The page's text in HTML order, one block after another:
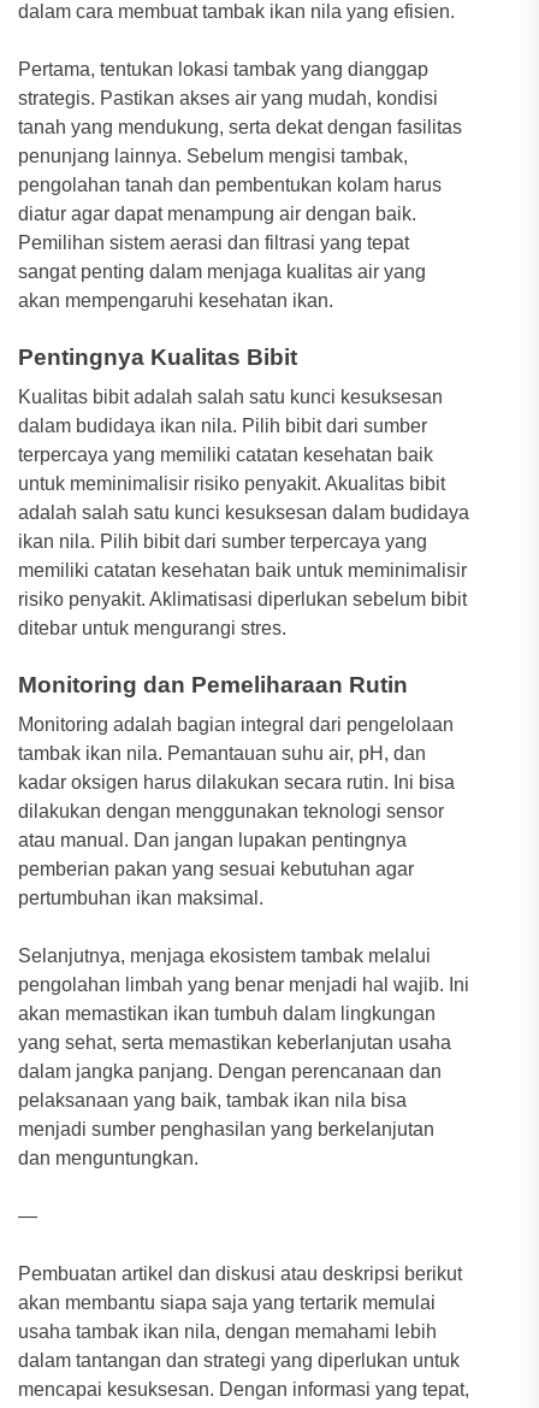
dalam cara membuat tambak ikan nila yang efisien.
Pertama, tentukan lokasi tambak yang dianggap
strategis. Pastikan akses air yang mudah, kondisi
tanah yang mendukung, serta dekat dengan fasilitas
penunjang lainnya. Sebelum mengisi tambak,
pengolahan tanah dan pembentukan kolam harus
diatur agar dapat menampung air dengan baik.
Pemilihan sistem aerasi dan filtrasi yang tepat
sangat penting dalam menjaga kualitas air yang
akan mempengaruhi kesehatan ikan.
Pentingnya Kualitas Bibit
Kualitas bibit adalah salah satu kunci kesuksesan
dalam budidaya ikan nila. Pilih bibit dari sumber
terpercaya yang memiliki catatan kesehatan baik
untuk meminimalisir risiko penyakit. Akualitas bibit
adalah salah satu kunci kesuksesan dalam budidaya
ikan nila. Pilih bibit dari sumber terpercaya yang
memiliki catatan kesehatan baik untuk meminimalisir
risiko penyakit. Aklimatisasi diperlukan sebelum bibit
ditebar untuk mengurangi stres.
Monitoring dan Pemeliharaan Rutin
Monitoring adalah bagian integral dari pengelolaan
tambak ikan nila. Pemantauan suhu air, pH, dan
kadar oksigen harus dilakukan secara rutin. Ini bisa
dilakukan dengan menggunakan teknologi sensor
atau manual. Dan jangan lupakan pentingnya
pemberian pakan yang sesuai kebutuhan agar
pertumbuhan ikan maksimal.
Selanjutnya, menjaga ekosistem tambak melalui
pengolahan limbah yang benar menjadi hal wajib. Ini
akan memastikan ikan tumbuh dalam lingkungan
yang sehat, serta memastikan keberlanjutan usaha
dalam jangka panjang. Dengan perencanaan dan
pelaksanaan yang baik, tambak ikan nila bisa
menjadi sumber penghasilan yang berkelanjutan
dan menguntungkan.
—
Pembuatan artikel dan diskusi atau deskripsi berikut
akan membantu siapa saja yang tertarik memulai
usaha tambak ikan nila, dengan memahami lebih
dalam tantangan dan strategi yang diperlukan untuk
mencapai kesuksesan. Dengan informasi yang tepat,